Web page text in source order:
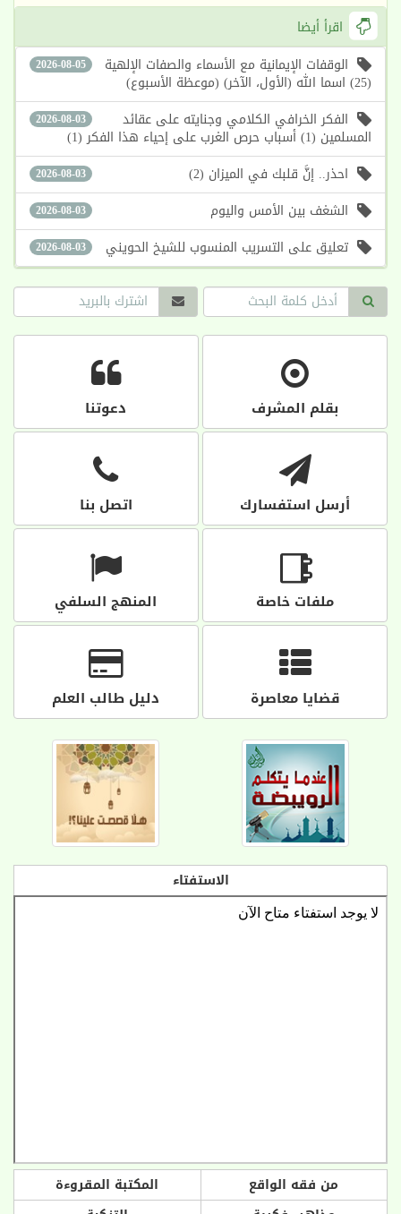
اقرأ أيضا
2026-08-05 الوقفات الإيمانية مع الأسماء والصفات الإلهية
(25) اسما الله (الأول، الآخر) (موعظة الأسبوع)
2026-08-03 الفكر الخرافي الكلامي وجنايته على عقائد
المسلمين (1) أسباب حرص الغرب على إحياء هذا الفكر (1)
2026-08-03 احذر.. إنَّ قلبك في الميزان (2)
2026-08-03 الشغف بين الأمس واليوم
2026-08-03 تعليق على التسريب المنسوب للشيخ الحويني
بقلم المشرف دعوتنا
أرسل استفسارك اتصل بنا
ملفات خاصة المنهج السلفي
قضايا معاصرة دليل طالب العلم
الاستفتاء
من فقه الواقع
المكتبة المقروءة